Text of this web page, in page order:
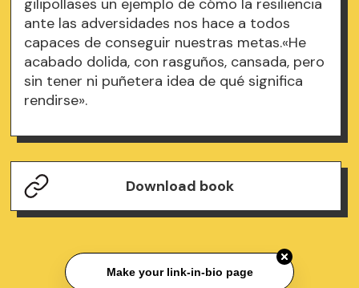
gilipollases un ejemplo de cómo la resiliencia
ante las adversidades nos hace a todos
capaces de conseguir nuestras metas.«He
acabado dolida, con rasguños, cansada, pero
sin tener ni puñetera idea de qué significa
rendirse».
Download book
Make your link-in-bio page